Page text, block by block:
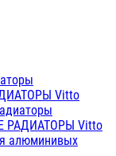
Vitto
РАДИАТОРЫ Vitto
алюминивых